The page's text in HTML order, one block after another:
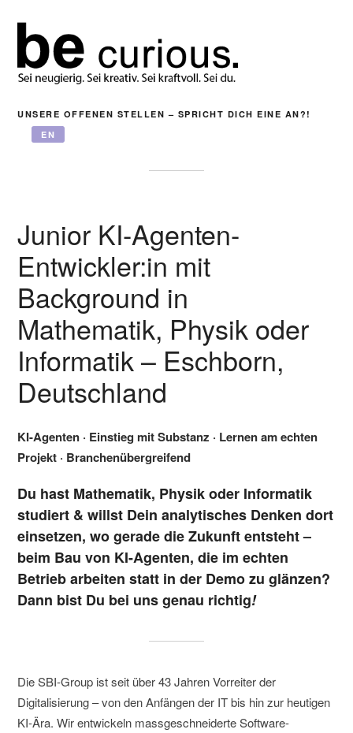
UNSERE OFFENEN STELLEN – SPRICHT DICH EINE AN?!
EN
Junior KI-Agenten-
Entwickler:in mit
Background in
Mathematik, Physik oder
Informatik – Eschborn,
Deutschland
KI-Agenten · Einstieg mit Substanz · Lernen am echten
Projekt · Branchenübergreifend
Du hast Mathematik, Physik oder Informatik
studiert & willst Dein analytisches Denken dort
einsetzen, wo gerade die Zukunft entsteht –
beim Bau von KI-Agenten, die im echten
Betrieb arbeiten statt in der Demo zu glänzen?
Dann bist Du bei uns genau richtig!
Die SBI-Group ist seit über 43 Jahren Vorreiter der
Digitalisierung – von den Anfängen der IT bis hin zur heutigen
KI-Ära. Wir entwickeln massgeschneiderte Software-